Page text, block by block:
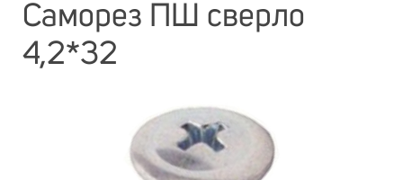
Саморез ПШ сверло
4,2*32